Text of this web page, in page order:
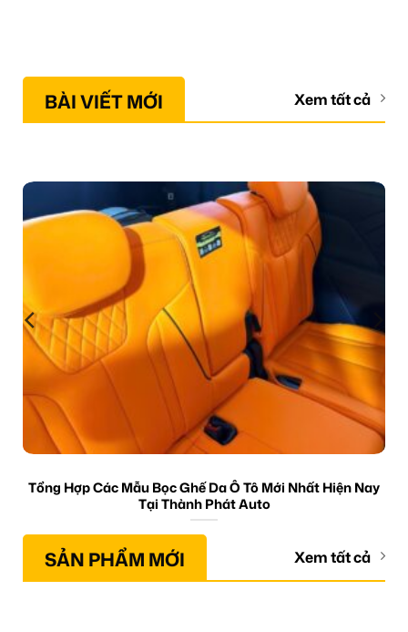
BÀI VIẾT MỚI Xem tất cả
Tổng Hợp Các Mẫu Bọc Ghế Da Ô Tô Mới Nhất Hiện Nay
Tại Thành Phát Auto
SẢN PHẨM MỚI Xem tất cả